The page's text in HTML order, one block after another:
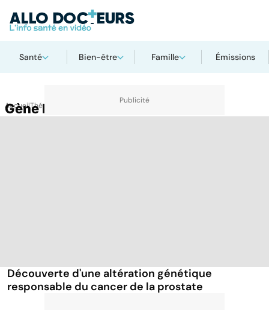
Santé Bien-être Famille Émissions
AccueilThématiques
Gène HOXB13
Découverte d'une altération génétique
responsable du cancer de la prostate